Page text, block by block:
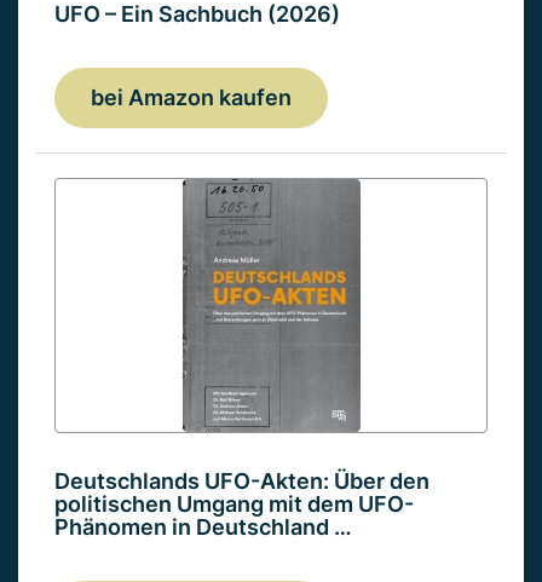
UFO – Ein Sachbuch (2026)
bei Amazon kaufen
Deutschlands UFO-Akten: Über den
politischen Umgang mit dem UFO-
Phänomen in Deutschland …